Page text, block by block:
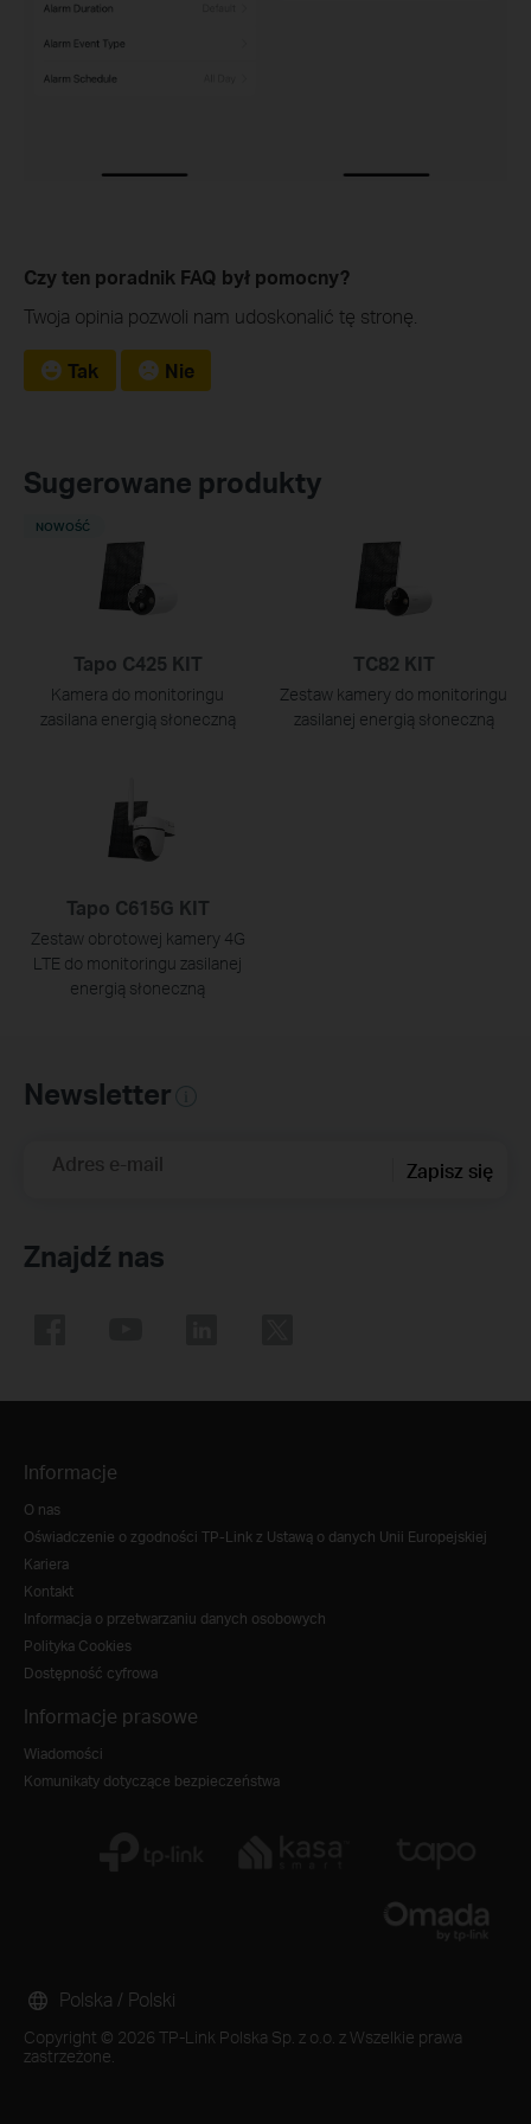
Czy ten poradnik FAQ był pomocny?
Twoja opinia pozwoli nam udoskonalić tę stronę.
Tak Nie
Sugerowane produkty
Tapo C425 KIT
Kamera do monitoringu
zasilana energią słoneczną
NOWOŚĆ
TC82 KIT
Zestaw kamery do monitoringu
zasilanej energią słoneczną
Tapo C615G KIT
Zestaw obrotowej kamery 4G
LTE do monitoringu zasilanej
energią słoneczną
Newsletter
Adres e-mail Zapisz się
Znajdź nas
Informacje
O nas
Oświadczenie o zgodności TP-Link z Ustawą o danych Unii Europejskiej
Kariera
Kontakt
Informacja o przetwarzaniu danych osobowych
Polityka Cookies
Dostępność cyfrowa
Informacje prasowe
Wiadomości
Komunikaty dotyczące bezpieczeństwa
Copyright © 2026 TP-Link Polska Sp. z o.o. z Wszelkie prawa
zastrzeżone.
Polska / Polski